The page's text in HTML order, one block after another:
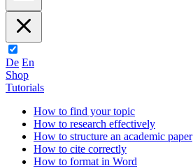
De En
Shop
Tutorials
How to find your topic
How to research effectively
How to structure an academic paper
How to cite correctly
How to format in Word